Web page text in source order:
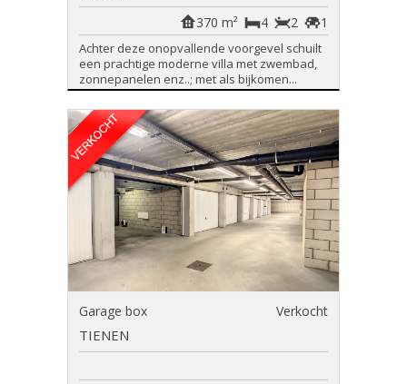
1
2
4
370 m²
Achter deze onopvallende voorgevel schuilt
een prachtige moderne villa met zwembad,
zonnepanelen enz..; met als bijkomen...
Garage box Verkocht
TIENEN